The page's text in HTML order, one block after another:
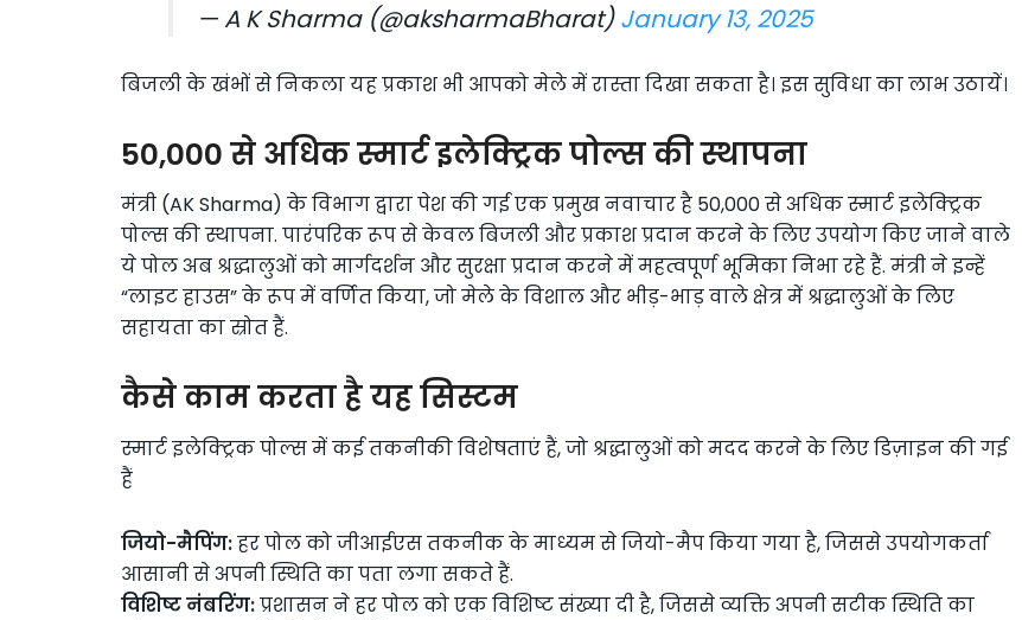
— A K Sharma (@aksharmaBharat)January 13, 2025
बिजली के खंभों से निकला यह प्रकाश भी आपको मेले में रास्ता दिखा सकता है। इस सुविधा का लाभ उठायें।
50,000 से अधिक स्मार्ट इलेक्ट्रिक पोल्स की स्थापना
मंत्री (AK Sharma) के विभाग द्वारा पेश की गई एक प्रमुख नवाचार है 50,000 से अधिक स्मार्ट इलेक्ट्रिक
पोल्स की स्थापना. पारंपरिक रूप से केवल बिजली और प्रकाश प्रदान करने के लिए उपयोग किए जाने वाले
ये पोल अब श्रद्धालुओं को मार्गदर्शन और सुरक्षा प्रदान करने में महत्वपूर्ण भूमिका निभा रहे हैं. मंत्री ने इन्हें
“लाइट हाउस” के रूप में वर्णित किया, जो मेले के विशाल और भीड़-भाड़ वाले क्षेत्र में श्रद्धालुओं के लिए
सहायता का स्रोत हैं.
कैसे काम करता है यह सिस्टम
स्मार्ट इलेक्ट्रिक पोल्स में कई तकनीकी विशेषताएं हैं, जो श्रद्धालुओं को मदद करने के लिए डिज़ाइन की गई
हैं
जियो-मैपिंग:हर पोल को जीआईएस तकनीक के माध्यम से जियो-मैप किया गया है, जिससे उपयोगकर्ता
आसानी से अपनी स्थिति का पता लगा सकते हैं.
विशिष्ट नंबरिंग:प्रशासन ने हर पोल को एक विशिष्ट संख्या दी है, जिससे व्यक्ति अपनी सटीक स्थिति का